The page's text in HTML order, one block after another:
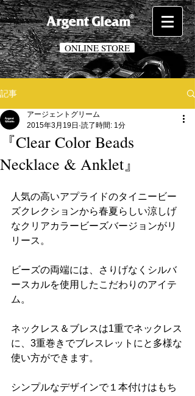
ONLINE STORE
記事
『Clear Color Beads
Necklace & Anklet』
アージェントグリーム
2015年3月19日 読了時間: 1分
人気の高いアプライドのタイニービー
ズクレクションから春夏らしい涼しげ
なクリアカラービーズバージョンがリ
リース。
ビーズの両端には、さりげなくシルバ
ースカルを使用したこだわりのアイテ
ム。
ネックレス＆ブレスは1重でネックレス
に、3重巻きでブレスレットにと多様な
使い方ができます。
シンプルなデザインで１本付けはもち